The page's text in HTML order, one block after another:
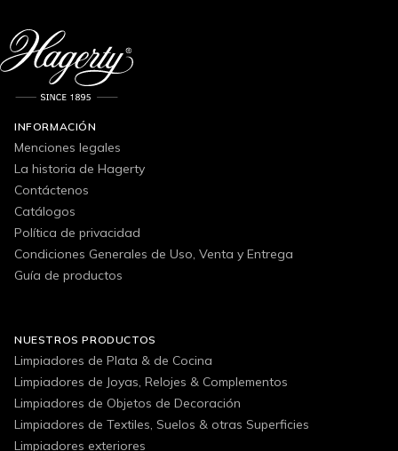
INFORMACIÓN
Menciones legales
La historia de Hagerty
Contáctenos
Catálogos
Política de privacidad
Condiciones Generales de Uso, Venta y Entrega
Guía de productos
NUESTROS PRODUCTOS
Limpiadores de Plata & de Cocina
Limpiadores de Joyas, Relojes & Complementos
Limpiadores de Objetos de Decoración
Limpiadores de Textiles, Suelos & otras Superficies
Limpiadores exteriores